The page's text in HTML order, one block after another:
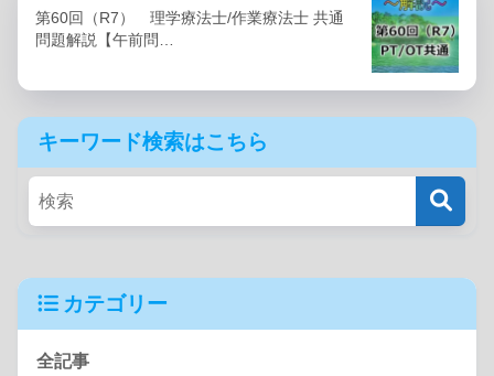
第60回（R7） 理学療法士/作業療法士 共通
問題解説【午前問…
キーワード検索はこちら
カテゴリー
全記事